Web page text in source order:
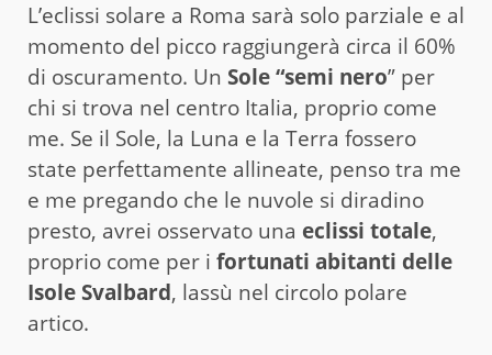
L’eclissi solare a Roma sarà solo parziale e al
momento del picco raggiungerà circa il 60%
di oscuramento. Un Sole “semi nero” per
chi si trova nel centro Italia, proprio come
me. Se il Sole, la Luna e la Terra fossero
state perfettamente allineate, penso tra me
e me pregando che le nuvole si diradino
presto, avrei osservato una eclissi totale,
proprio come per i fortunati abitanti delle
Isole Svalbard, lassù nel circolo polare
artico.